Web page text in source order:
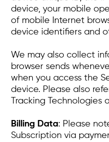
device, your mobile
of mobile Internet
device identifiers and
We may also collect
browser sends
when you access the
device. Please also
Tracking Technologies
Billing Data: Please
Subscription via